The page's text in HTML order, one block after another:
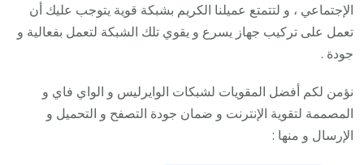
الإجتماعي ، و لتتمتع عميلنا الكريم بشبكة قوية يتوجب عليك أن
تعمل على تركيب جهاز يسرع و يقوي تلك الشبكة لتعمل بفعالية و
جودة .
نؤمن لكم أفضل المقويات لشبكات الوايرليس و الواي فاي و
المصممة لتقوية الإنترنت و ضمان جودة التصفح و التحميل و
الإرسال و منها :